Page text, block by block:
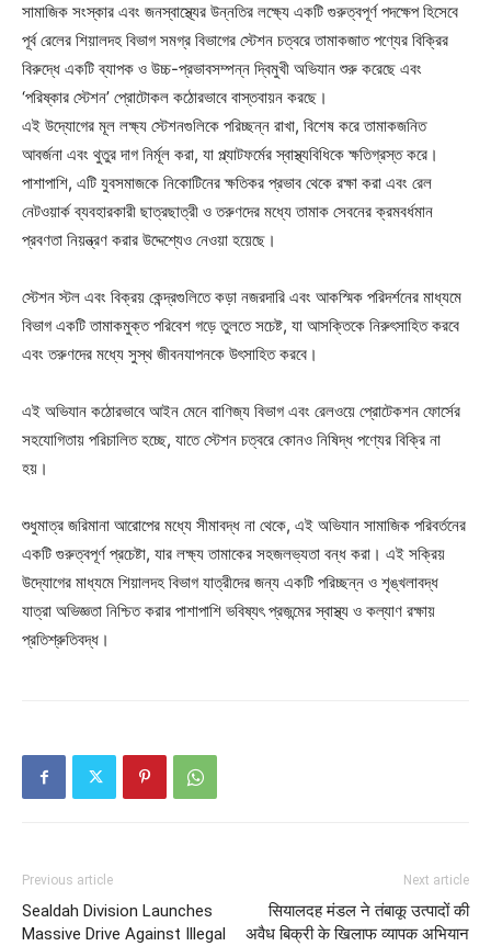
সামাজিক সংস্কার এবং জনস্বাস্থ্যের উন্নতির লক্ষ্যে একটি গুরুত্বপূর্ণ পদক্ষেপ হিসেবে
পূর্ব রেলের শিয়ালদহ বিভাগ সমগ্র বিভাগের স্টেশন চত্বরে তামাকজাত পণ্যের বিক্রির
বিরুদ্ধে একটি ব্যাপক ও উচ্চ-প্রভাবসম্পন্ন দ্বিমুখী অভিযান শুরু করেছে এবং
‘পরিষ্কার স্টেশন’ প্রোটোকল কঠোরভাবে বাস্তবায়ন করছে।
এই উদ্যোগের মূল লক্ষ্য স্টেশনগুলিকে পরিচ্ছন্ন রাখা, বিশেষ করে তামাকজনিত
আবর্জনা এবং থুতুর দাগ নির্মূল করা, যা প্ল্যাটফর্মের স্বাস্থ্যবিধিকে ক্ষতিগ্রস্ত করে।
পাশাপাশি, এটি যুবসমাজকে নিকোটিনের ক্ষতিকর প্রভাব থেকে রক্ষা করা এবং রেল
নেটওয়ার্ক ব্যবহারকারী ছাত্রছাত্রী ও তরুণদের মধ্যে তামাক সেবনের ক্রমবর্ধমান
প্রবণতা নিয়ন্ত্রণ করার উদ্দেশ্যেও নেওয়া হয়েছে।
স্টেশন স্টল এবং বিক্রয় কেন্দ্রগুলিতে কড়া নজরদারি এবং আকস্মিক পরিদর্শনের মাধ্যমে
বিভাগ একটি তামাকমুক্ত পরিবেশ গড়ে তুলতে সচেষ্ট, যা আসক্তিকে নিরুৎসাহিত করবে
এবং তরুণদের মধ্যে সুস্থ জীবনযাপনকে উৎসাহিত করবে।
এই অভিযান কঠোরভাবে আইন মেনে বাণিজ্য বিভাগ এবং রেলওয়ে প্রোটেকশন ফোর্সের
সহযোগিতায় পরিচালিত হচ্ছে, যাতে স্টেশন চত্বরে কোনও নিষিদ্ধ পণ্যের বিক্রি না
হয়।
শুধুমাত্র জরিমানা আরোপের মধ্যে সীমাবদ্ধ না থেকে, এই অভিযান সামাজিক পরিবর্তনের
একটি গুরুত্বপূর্ণ প্রচেষ্টা, যার লক্ষ্য তামাকের সহজলভ্যতা বন্ধ করা। এই সক্রিয়
উদ্যোগের মাধ্যমে শিয়ালদহ বিভাগ যাত্রীদের জন্য একটি পরিচ্ছন্ন ও শৃঙ্খলাবদ্ধ
যাত্রা অভিজ্ঞতা নিশ্চিত করার পাশাপাশি ভবিষ্যৎ প্রজন্মের স্বাস্থ্য ও কল্যাণ রক্ষায়
প্রতিশ্রুতিবদ্ধ।
Previous article
Sealdah Division Launches
Massive Drive Against Illegal
Next article
सियालदह मंडल ने तंबाकू उत्पादों की
अवैध बिक्री के खिलाफ व्यापक अभियान